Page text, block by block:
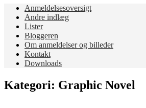
Anmeldelsesoversigt
Andre indlæg
Lister
Bloggeren
Om anmeldelser og billeder
Kontakt
Downloads
Kategori: Graphic Novel